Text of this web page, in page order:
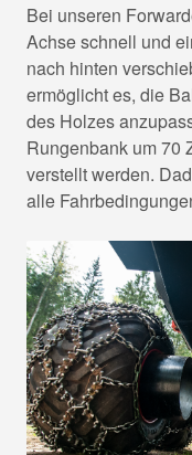
Bei unseren
Achse schnell und
nach hinten
ermöglicht es, die
des Holzes
Rungenbank um 70
verstellt werden.
alle